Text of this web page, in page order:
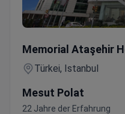
Memorial Ataşehir
Türkei, Istanbul
Mesut Polat
22 Jahre der Erfahrung